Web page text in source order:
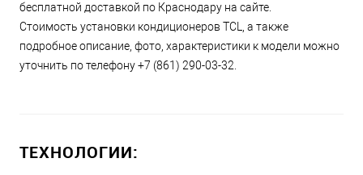
бесплатной доставкой по Краснодару на сайте.
Стоимость установки кондиционеров TCL, а также
подробное описание, фото, характеристики к модели можно
уточнить по телефону +7 (861) 290-03-32.
ТЕХНОЛОГИИ: